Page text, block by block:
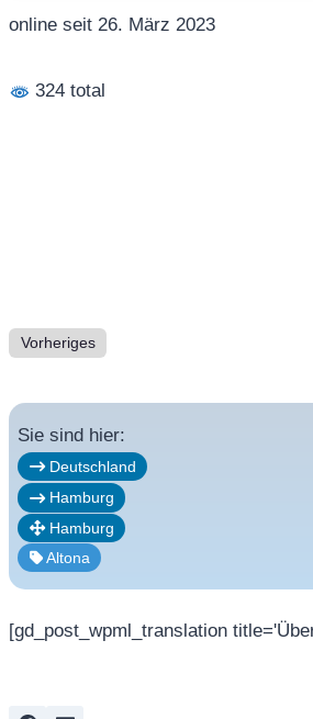
online seit 26. März 2023
324 total
Vorheriges
Sie sind hier:
Deutschland
Hamburg
Hamburg
Altona
[gd_post_wpml_translation